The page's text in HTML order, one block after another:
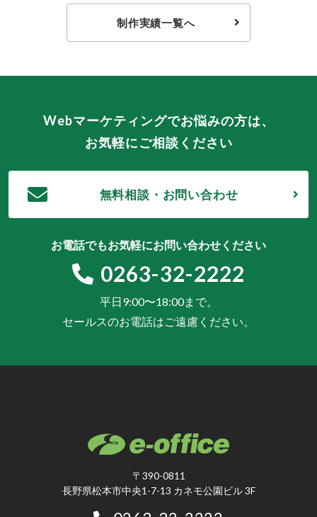
制作実績一覧へ
Webマーケティングでお悩みの方は、
お気軽にご相談ください
無料相談・お問い合わせ
お電話でもお気軽にお問い合わせください
0263-32-2222
平日9:00〜18:00まで。
セールスのお電話はご遠慮ください。
〒390-0811
長野県松本市中央1-7-13 カネモ公園ビル 3F